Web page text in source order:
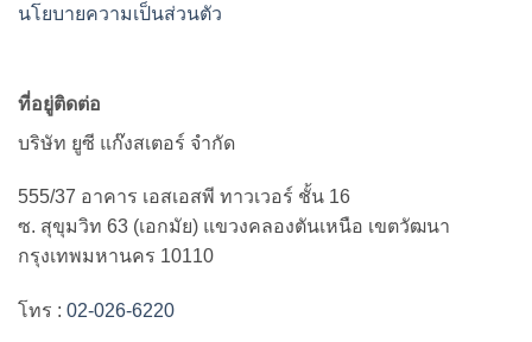
นโยบายความเป็นส่วนตัว
ที่อยู่ติดต่อ
บริษัท ยูซี แก๊งสเตอร์ จำกัด
555/37 อาคาร เอสเอสพี ทาวเวอร์ ชั้น 16
ซ. สุขุมวิท 63 (เอกมัย) แขวงคลองตันเหนือ เขตวัฒนา
กรุงเทพมหานคร 10110
โทร : 02-026-6220